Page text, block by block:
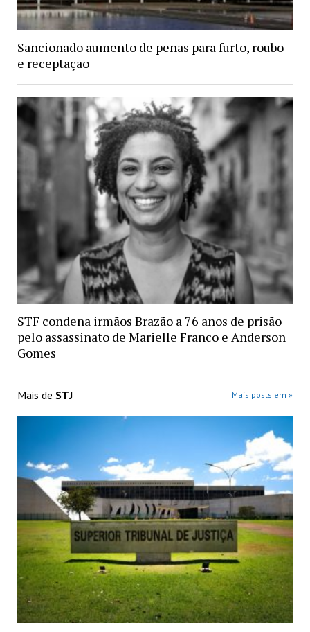
Sancionado aumento de penas para furto, roubo
e receptação
STF condena irmãos Brazão a 76 anos de prisão
pelo assassinato de Marielle Franco e Anderson
Gomes
Mais de STJ Mais posts em »